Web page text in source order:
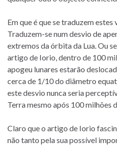
Em que é que se traduzem estes
Traduzem-se num desvio de
extremos da órbita da Lua. Ou
artigo de Iorio, dentro de 100
apogeu lunares estarão
cerca de 1/10 do diâmetro
este desvio nunca seria
Terra mesmo após 100 milhões
Claro que o artigo de Iorio
não tanto pela sua possível